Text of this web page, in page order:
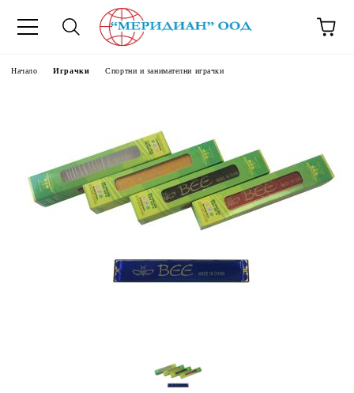
Начало Играчки Спортни и занимателни играчки